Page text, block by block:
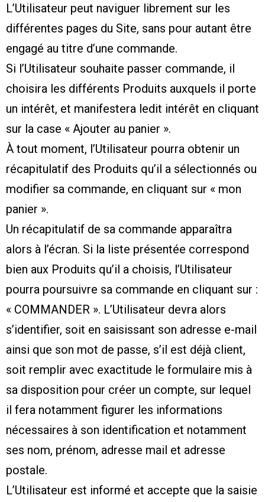
L’Utilisateur peut naviguer librement sur les
différentes pages du Site, sans pour autant être
engagé au titre d’une commande.
Si l’Utilisateur souhaite passer commande, il
choisira les différents Produits auxquels il porte
un intérêt, et manifestera ledit intérêt en cliquant
sur la case « Ajouter au panier ».
À tout moment, l’Utilisateur pourra obtenir un
récapitulatif des Produits qu’il a sélectionnés ou
modifier sa commande, en cliquant sur « mon
panier ».
Un récapitulatif de sa commande apparaîtra
alors à l’écran. Si la liste présentée correspond
bien aux Produits qu’il a choisis, l’Utilisateur
pourra poursuivre sa commande en cliquant sur :
« COMMANDER ». L’Utilisateur devra alors
s’identifier, soit en saisissant son adresse e-mail
ainsi que son mot de passe, s’il est déjà client,
soit remplir avec exactitude le formulaire mis à
sa disposition pour créer un compte, sur lequel
il fera notamment figurer les informations
nécessaires à son identification et notamment
ses nom, prénom, adresse mail et adresse
postale.
L’Utilisateur est informé et accepte que la saisie